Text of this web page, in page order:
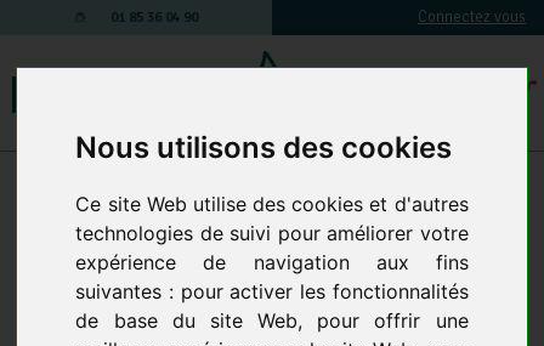
Nous utilisons des cookies
Ce site Web utilise des cookies et d'autres
technologies de suivi pour améliorer votre
expérience de navigation aux fins
suivantes : pour activer les fonctionnalités
de base du site Web, pour offrir une
01 85 36 04 90 Connectez vous
JAVEL 5 produits